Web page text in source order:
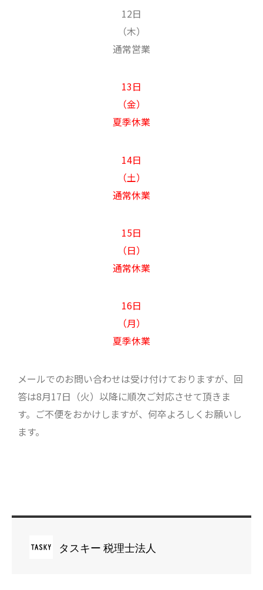
12日
（木）
通常営業
13日
（金）
夏季休業
14日
（土）
通常休業
15日
（日）
通常休業
16日
（月）
夏季休業
メールでのお問い合わせは受け付けておりますが、回
答は8月17日（火）以降に順次ご対応させて頂きま
す。ご不便をおかけしますが、何卒よろしくお願いし
ます。
タスキー 税理士法人